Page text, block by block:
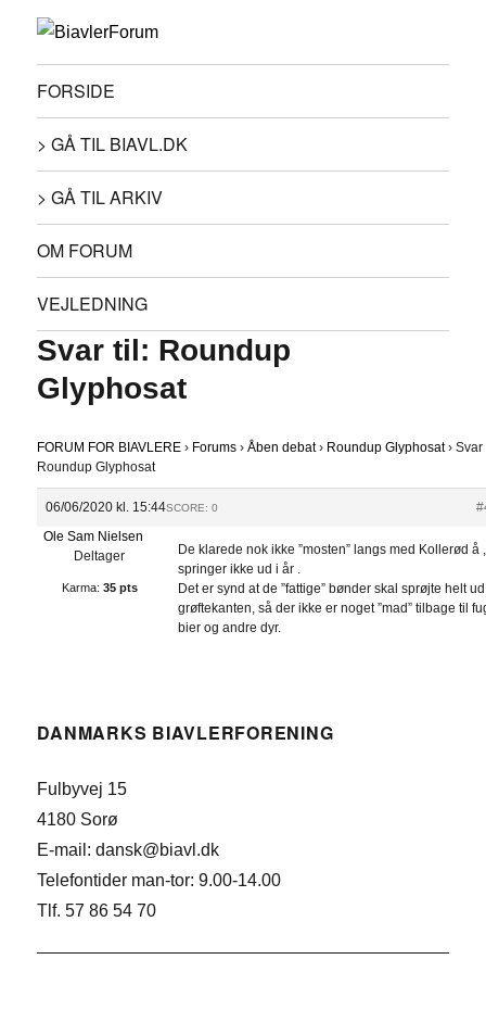
FORSIDE
> GÅ TIL BIAVL.DK
> GÅ TIL ARKIV
OM FORUM
VEJLEDNING
Svar til: Roundup
Glyphosat
FORUM FOR BIAVLERE › Forums › Åben debat › Roundup Glyphosat › Svar
Roundup Glyphosat
06/06/2020 kl. 15:44SCORE: 0
Ole Sam Nielsen
Deltager
Karma: 35 pts
De klarede nok ikke ”mosten” langs med Kollerød å
springer ikke ud i år .
Det er synd at de ”fattige” bønder skal sprøjte helt
grøftekanten, så der ikke er noget ”mad” tilbage til
bier og andre dyr.
DANMARKS BIAVLERFORENING
Fulbyvej 15
4180 Sorø
E-mail: dansk@biavl.dk
Telefontider man-tor: 9.00-14.00
Tlf. 57 86 54 70